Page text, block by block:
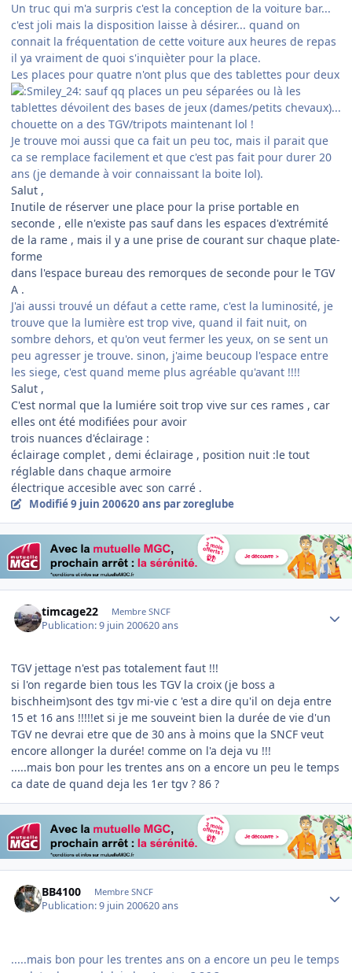
Un truc qui m'a surpris c'est la conception de la voiture bar...
c'est joli mais la disposition laisse à désirer... quand on
connait la fréquentation de cette voiture aux heures de repas
il ya vraiment de quoi s'inquièter pour la place.
Les places pour quatre n'ont plus que des tablettes pour deux
sauf qq places un peu séparées ou là les
tablettes dévoilent des bases de jeux (dames/petits chevaux)...
chouette on a des TGV/tripots maintenant lol !
Je trouve moi aussi que ca fait un peu toc, mais il parait que
ca se remplace facilement et que c'est pas fait pour durer 20
ans (je demande à voir connaissant la boite lol).
Salut ,
Inutile de réserver une place pour la prise portable en
seconde , elle n'existe pas sauf dans les espaces d'extrémité
de la rame , mais il y a une prise de courant sur chaque plate-
forme
dans l'espace bureau des remorques de seconde pour le TGV
A .
J'ai aussi trouvé un défaut a cette rame, c'est la luminosité, je
trouve que la lumière est trop vive, quand il fait nuit, on
sombre dehors, et qu'on veut fermer les yeux, on se sent un
peu agresser je trouve. sinon, j'aime beucoup l'espace entre
les siege, c'est quand meme plus agréable qu'avant !!!!
Salut ,
C'est normal que la lumiére soit trop vive sur ces rames , car
elles ont été modifiées pour avoir
trois nuances d'éclairage :
éclairage complet , demi éclairage , position nuit :le tout
réglable dans chaque armoire
électrique accesible avec son carré .
Modifié9 juin 200620 ans par zoreglube
timcage22 Membre SNCF
Publication:9 juin 200620 ans
TGV jettage n'est pas totalement faut !!!
si l'on regarde bien tous les TGV la croix (je boss a
bischheim)sont des tgv mi-vie c 'est a dire qu'il on deja entre
15 et 16 ans !!!!!et si je me souveint bien la durée de vie d'un
TGV ne devrai etre que de 30 ans à moins que la SNCF veut
encore allonger la durée! comme on l'a deja vu !!!
.....mais bon pour les trentes ans on a encore un peu le temps
ca date de quand deja les 1er tgv ? 86 ?
BB4100 Membre SNCF
Publication:9 juin 200620 ans
.....mais bon pour les trentes ans on a encore un peu le temps